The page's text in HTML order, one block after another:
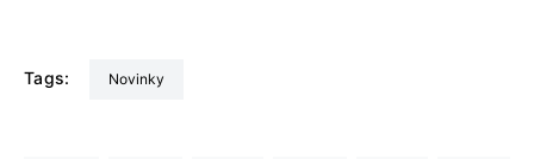
Tags: Novinky